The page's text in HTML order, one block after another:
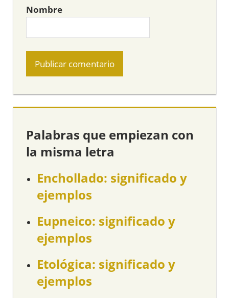
Nombre
Palabras que empiezan con
la misma letra
Enchollado: significado y
ejemplos
Eupneico: significado y
ejemplos
Etológica: significado y
ejemplos